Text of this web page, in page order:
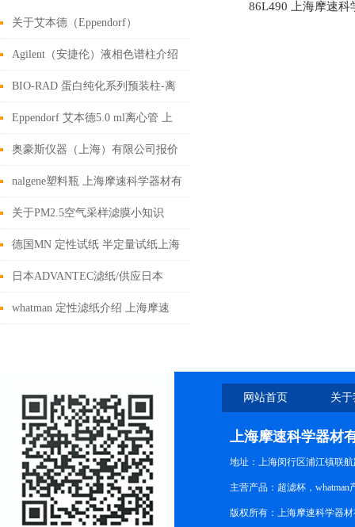
关于艾本德（Eppendorf）
Agilent（安捷伦）液相色谱柱介绍
BIO-RAD 蛋白纯化系列预装柱-离
子交换预装柱
Eppendorf 艾本德5.0 ml离心管 上
海摩速科学器材有限公司销售
奥豪斯仪器（上海）有限公司报价
单
nalgene塑料瓶 上海摩速科学器材有
限公司销售
关于PM2.5空气采样滤膜小知识
——来自用户的声音
德国MN 定性试纸 半定量试纸上海
摩速代理销售
日本ADVANTEC滤纸/供应日本
ADVANTEC滤纸 上海摩速
whatman 定性滤纸介绍 上海摩速
86L490 上海摩速科
网站首页 关
上海摩速科学器材
地址：上海闵行区浦江镇联航
主营产品：超滤杯，
版权所有：上海摩速科学器